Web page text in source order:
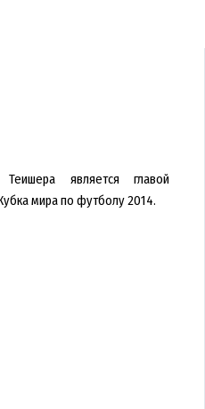
является главой
мира по футболу 2014.